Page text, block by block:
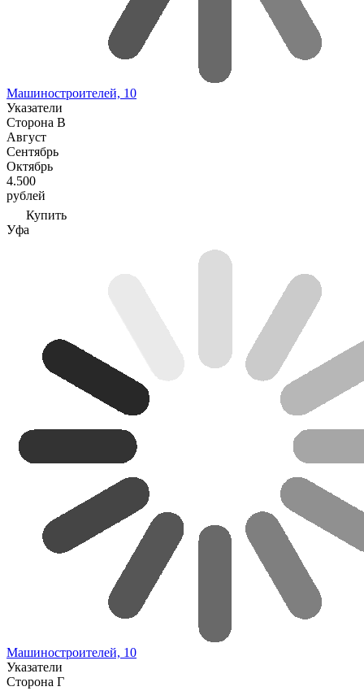
Машиностроителей, 10
Указатели
Сторона В
Август
Сентябрь
Октябрь
4.500
рублей
Купить
Уфа
Машиностроителей, 10
Указатели
Сторона Г